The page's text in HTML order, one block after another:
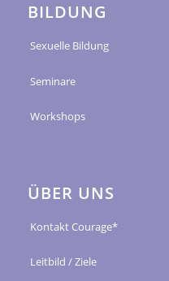
BILDUNG
Sexuelle Bildung
Seminare
Workshops
ÜBER UNS
Kontakt Courage*
Leitbild / Ziele